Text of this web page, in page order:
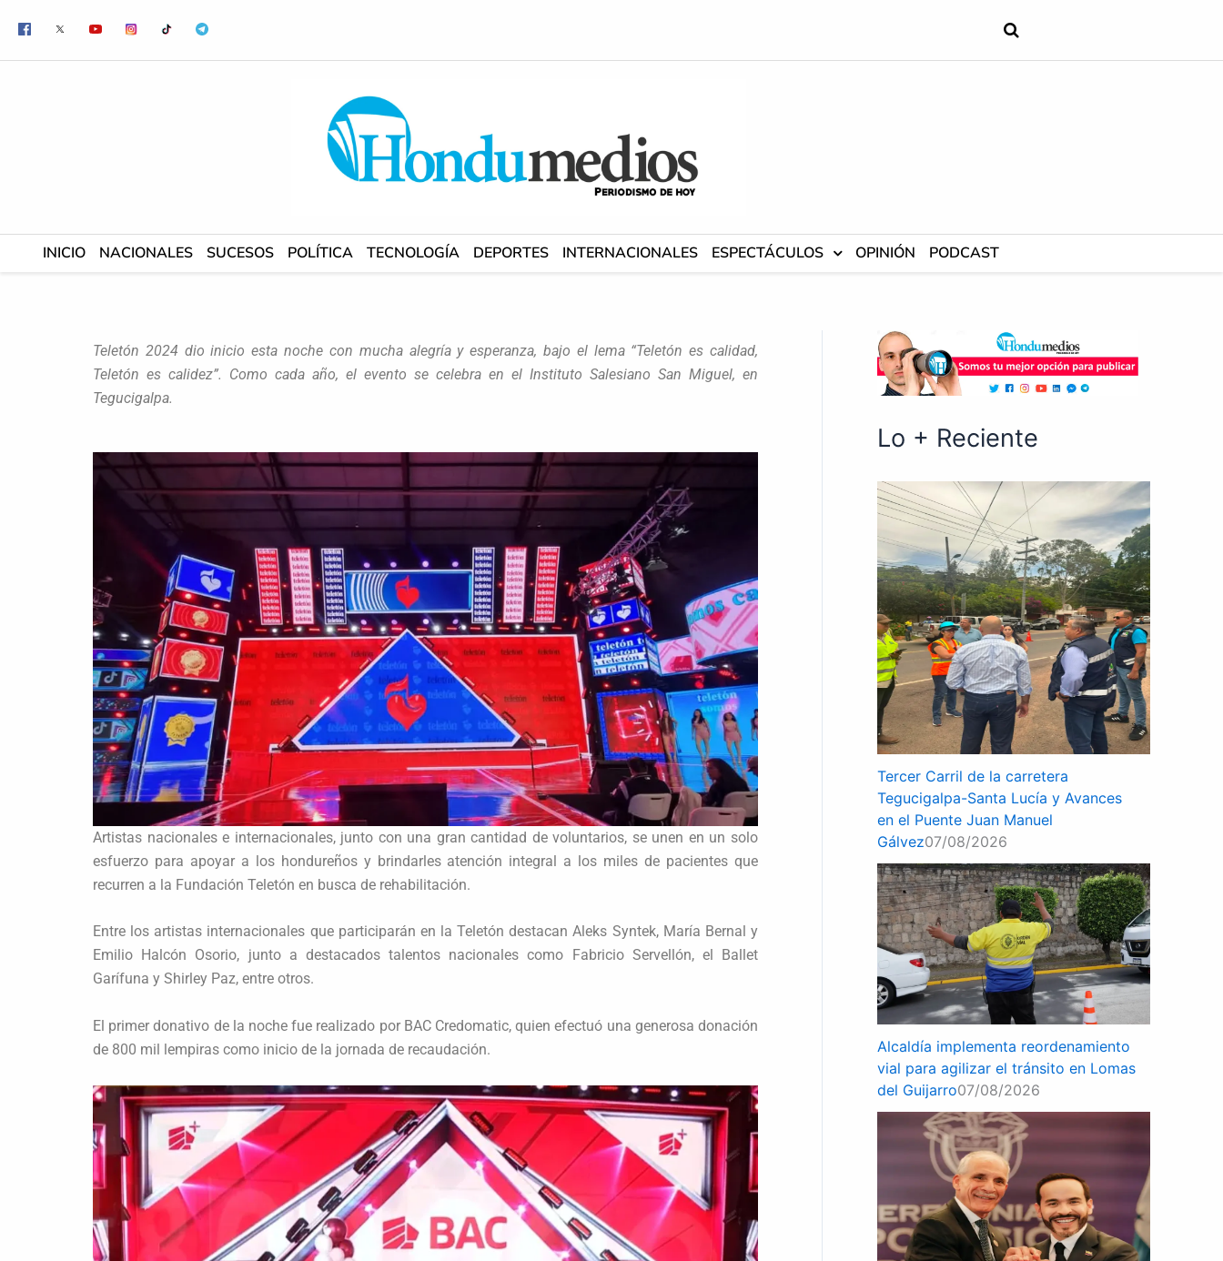
contenido
INICIO NACIONALES SUCESOS POLÍTICA TECNOLOGÍA DEPORTES INTERNACIONALES ESPECTÁCULOS OPINIÓN PODCAST
Teletón 2024 dio inicio esta noche con mucha alegría y esperanza, bajo el lema “Teletón es calidad,
Teletón es calidez”. Como cada año, el evento se celebra en el Instituto Salesiano San Miguel, en
Tegucigalpa.
Artistas nacionales e internacionales, junto con una gran cantidad de voluntarios, se unen en un solo
esfuerzo para apoyar a los hondureños y brindarles atención integral a los miles de pacientes que
recurren a la Fundación Teletón en busca de rehabilitación.
Entre los artistas internacionales que participarán en la Teletón destacan Aleks Syntek, María Bernal y
Emilio Halcón Osorio, junto a destacados talentos nacionales como Fabricio Servellón, el Ballet
Garífuna y Shirley Paz, entre otros.
El primer donativo de la noche fue realizado por BAC Credomatic, quien efectuó una generosa donación
de 800 mil lempiras como inicio de la jornada de recaudación.
Lo + Reciente
Tercer Carril de la carretera
Tegucigalpa-Santa Lucía y Avances
en el Puente Juan Manuel
Gálvez07/08/2026
Alcaldía implementa reordenamiento
vial para agilizar el tránsito en Lomas
del Guijarro07/08/2026